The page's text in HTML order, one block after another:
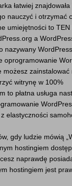
łatwiej
nauczyć i otrzymać
umiejętności to TEN
a
WordPress
oprogramowanie
możesz zainstalować
witrynę w 100%
to płatna usługa
elastyczności
gdy ludzie mówią
hostingiem
naprawdę
hostingiem jest